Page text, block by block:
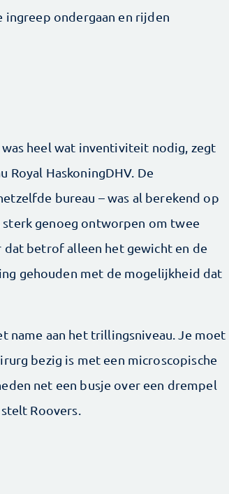
ingreep ondergaan en rijden
heel wat inventiviteit nodig, zegt
Royal HaskoningDHV. De
bureau – was al berekend op
sterk genoeg ontworpen om twee
dat betrof alleen het gewicht en de
gehouden met de mogelijkheid dat
name aan het trillingsniveau. Je moet
bezig is met een microscopische
net een busje over een drempel
Roovers.